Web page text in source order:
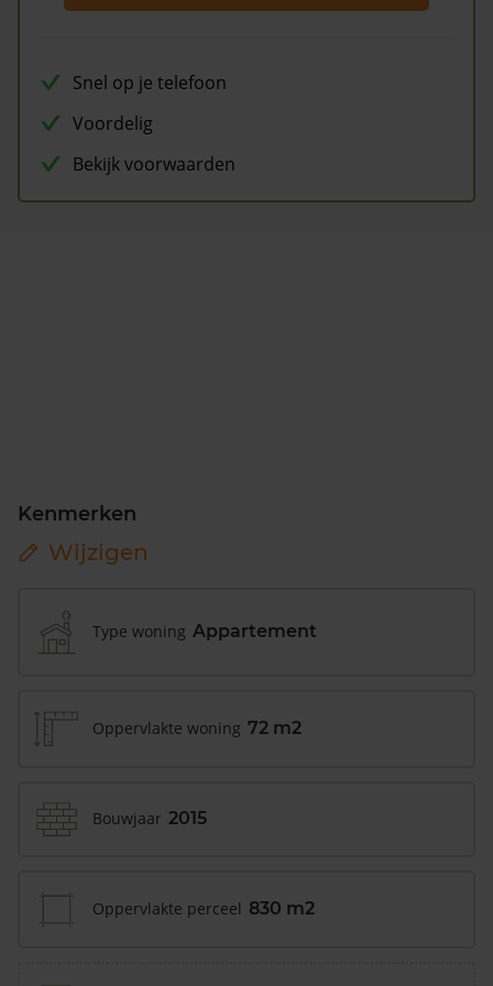
Snel op je telefoon
Voordelig
Bekijk voorwaarden
Kenmerken
Wijzigen
Type woning Appartement
Oppervlakte woning 72 m2
Bouwjaar 2015
Oppervlakte perceel 830 m2